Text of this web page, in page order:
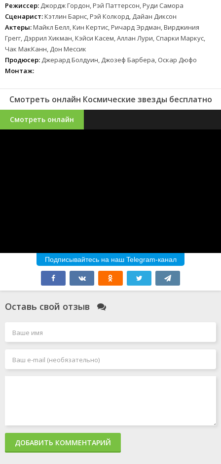
Режиссер: Джордж Гордон, Рэй Паттерсон, Руди Самора
Сценарист:Кэтлин Барнс, Рэй Колкорд, Дайан Диксон
Актеры:Майкл Белл, Кин Кертис, Ричард Эрдман, Вирджиния
Грегг, Дэррил Хикман, Кэйси Касем, Аллан Лури, Спарки Маркус,
Чак МакКанн, Дон Мессик
Продюсер: Джерард Болдуин, Джозеф Барбера, Оскар Дюфо
Монтаж:
Смотреть онлайн Космические звезды бесплатно
Смотреть онлайн
Подписывайтесь на наш Telegram-канал
Оставь свой отзыв
ДОБАВИТЬ КОММЕНТАРИЙ